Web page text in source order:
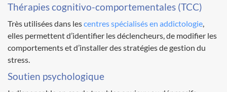
Thérapies cognitivo-comportementales (TCC)
Très utilisées dans lescentres spécialisés en addictologie,
elles permettent d’identifier les déclencheurs, de modifier les
comportements et d’installer des stratégies de gestion du
stress.
Soutien psychologique